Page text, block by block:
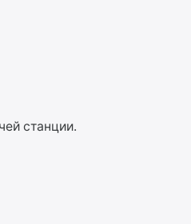
станции.